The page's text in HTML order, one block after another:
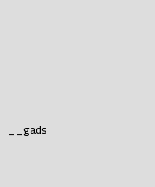
__gads